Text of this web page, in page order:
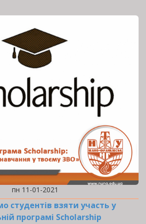
пн 11-01-2021
студентів взяти участь у
програмі Scholarship